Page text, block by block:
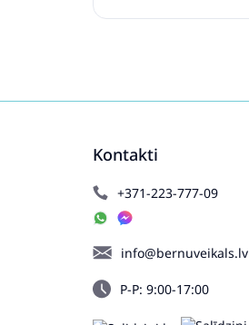
Kontakti
+371-223-777-09
info@bernuveikals.lv
P-P: 9:00-17:00